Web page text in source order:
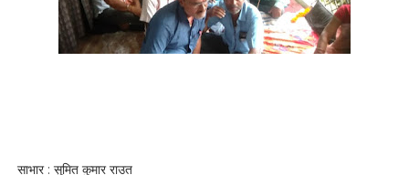
साभार : सुमित कुमार राउत